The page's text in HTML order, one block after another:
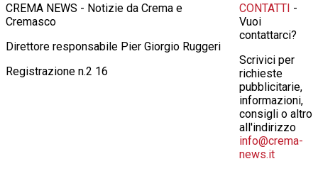
CREMA NEWS - Notizie da Crema e
Cremasco
Direttore responsabile Pier Giorgio Ruggeri
Registrazione n.2 16
CONTATTI -
Vuoi
contattarci?
Scrivici per
richieste
pubblicitarie,
informazioni,
consigli o altro
all'indirizzo
info@crema-
news.it